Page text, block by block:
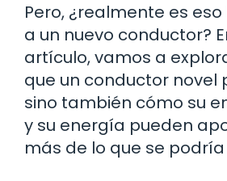
Pero, ¿realmente es
a un nuevo conductor?
artículo, vamos a
que un conductor novel
sino también cómo su
y su energía pueden
más de lo que se